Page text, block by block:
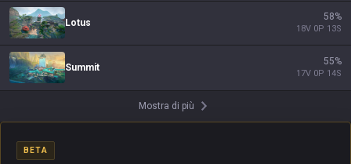
Lotus
58%
18V 0P 13S
Summit
55%
17V 0P 14S
Mostra di più
BETA